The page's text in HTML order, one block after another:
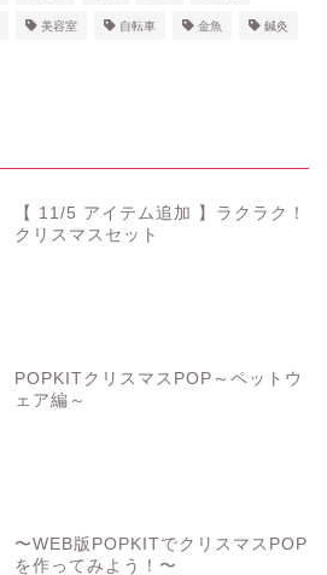
美容室 自転車 金魚 鍼灸
【 11/5 アイテム追加 】ラクラク！
クリスマスセット
POPKITクリスマスPOP～ペットウ
ェア編～
〜WEB版POPKITでクリスマスPOP
を作ってみよう！〜